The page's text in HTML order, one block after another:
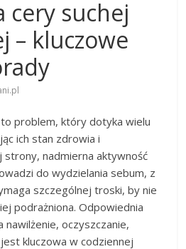
cery suchej
– kluczowe
problem, który dotyka wielu
ich stan zdrowia i
strony, nadmierna aktywność
do wydzielania sebum, z
szczególnej troski, by nie
podrażniona. Odpowiednia
nawilżenie, oczyszczanie,
kluczowa w codziennej